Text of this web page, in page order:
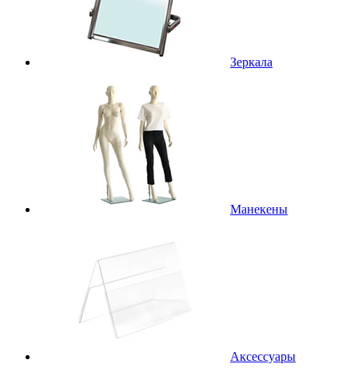
Зеркала
Манекены
Аксессуары